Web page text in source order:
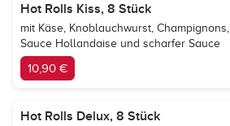
Hot Rolls Kiss, 8 Stück
mit Käse, Knoblauchwurst, Champignons,
Sauce Hollandaise und scharfer Sauce
10,90 €
Hot Rolls Delux, 8 Stück